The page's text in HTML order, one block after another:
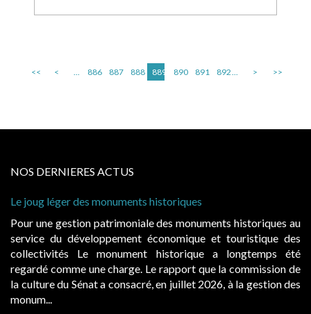
<< < ... 886 887 888 889 890 891 892... > >>
NOS DERNIERES ACTUS
Le joug léger des monuments historiques
Pour une gestion patrimoniale des monuments historiques au
service du développement économique et touristique des
collectivités Le monument historique a longtemps été
regardé comme une charge. Le rapport que la commission de
la culture du Sénat a consacré, en juillet 2026, à la gestion des
monum...